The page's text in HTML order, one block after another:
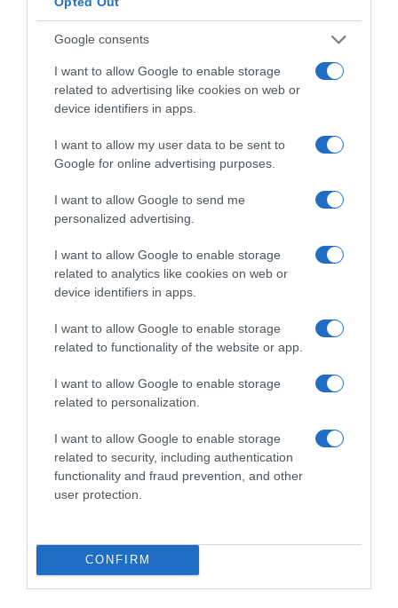
Google consents
I want to allow Google to enable storage
related to advertising like cookies on web or
device identifiers in apps.
I want to allow my user data to be sent to
Google for online advertising purposes.
I want to allow Google to send me
personalized advertising.
I want to allow Google to enable storage
related to analytics like cookies on web or
device identifiers in apps.
I want to allow Google to enable storage
related to functionality of the website or app.
I want to allow Google to enable storage
related to personalization.
I want to allow Google to enable storage
related to security, including authentication
functionality and fraud prevention, and other
user protection.
CONFIRM
JOANA MARQUES
Comentários
PRODUTOS E MARCAS
Conheça a programação de fim-de-semana dos hotéis